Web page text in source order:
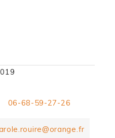
06-68-59-27-26